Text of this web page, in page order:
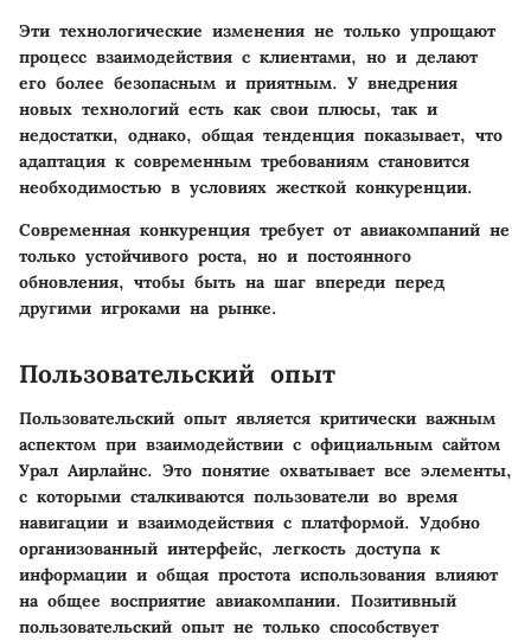
Эти технологические изменения не только упрощают
процесс взаимодействия с клиентами, но и делают
его более безопасным и приятным. У внедрения
новых технологий есть как свои плюсы, так и
недостатки, однако, общая тенденция показывает, что
адаптация к современным требованиям становится
необходимостью в условиях жесткой конкуренции.
Современная конкуренция требует от авиакомпаний не
только устойчивого роста, но и постоянного
обновления, чтобы быть на шаг впереди перед
другими игроками на рынке.
Пользовательский опыт
Пользовательский опыт является критически важным
аспектом при взаимодействии с официальным сайтом
Урал Аирлайнс. Это понятие охватывает все элементы,
с которыми сталкиваются пользователи во время
навигации и взаимодействия с платформой. Удобно
организованный интерфейс, легкость доступа к
информации и общая простота использования влияют
на общее восприятие авиакомпании. Позитивный
пользовательский опыт не только способствует